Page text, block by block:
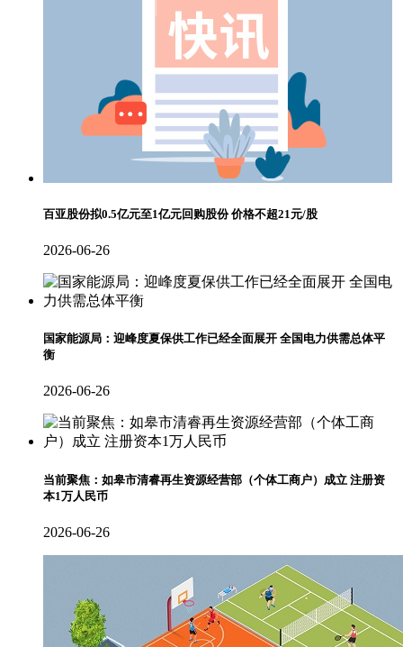
百亚股份拟0.5亿元至1亿元回购股份 价格不超21元/股
2026-06-26
国家能源局：迎峰度夏保供工作已经全面展开 全国电力供需总体平
衡
2026-06-26
当前聚焦：如皋市清睿再生资源经营部（个体工商户）成立 注册资
本1万人民币
2026-06-26